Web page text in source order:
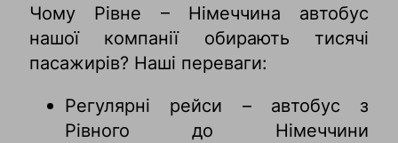
Чому Рівне – Німеччина автобус
нашої компанії обирають тисячі
пасажирів? Наші переваги:
Регулярні рейси – автобус з
Рівного до Німеччини